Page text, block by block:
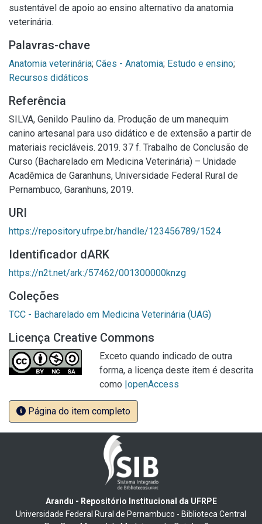
sustentável de apoio ao ensino alternativo da anatomia
veterinária.
Palavras-chave
Anatomia veterinária; Cães - Anatomia; Estudo e ensino;
Recursos didáticos
Referência
SILVA, Genildo Paulino da. Produção de um manequim
canino artesanal para uso didático e de extensão a partir de
materiais recicláveis. 2019. 37 f. Trabalho de Conclusão de
Curso (Bacharelado em Medicina Veterinária) – Unidade
Acadêmica de Garanhuns, Universidade Federal Rural de
Pernambuco, Garanhuns, 2019.
URI
https://repository.ufrpe.br/handle/123456789/1524
Identificador dARK
https://n2t.net/ark:/57462/001300000knzg
Coleções
TCC - Bacharelado em Medicina Veterinária (UAG)
Licença Creative Commons
Exceto quando indicado de outra
forma, a licença deste item é descrita
como |openAccess
Página do item completo
Arandu - Repositório Institucional da UFRPE
Universidade Federal Rural de Pernambuco - Biblioteca Central